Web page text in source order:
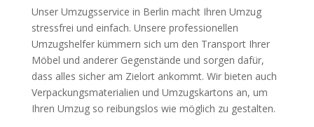
Unser Umzugsservice in Berlin macht Ihren Umzug
stressfrei und einfach. Unsere professionellen
Umzugshelfer kümmern sich um den Transport Ihrer
Möbel und anderer Gegenstände und sorgen dafür,
dass alles sicher am Zielort ankommt. Wir bieten auch
Verpackungsmaterialien und Umzugskartons an, um
Ihren Umzug so reibungslos wie möglich zu gestalten.